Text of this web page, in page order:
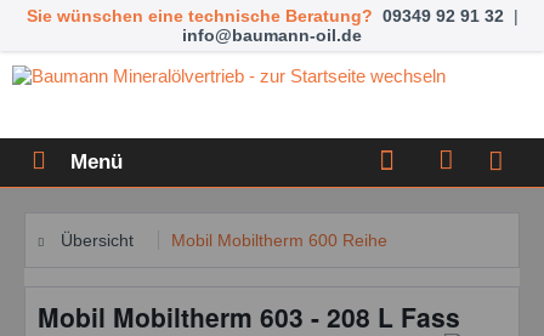
Sie wünschen eine technische Beratung? 09349 92 91 32 |
info@baumann-oil.de
Menü
Übersicht Mobil Mobiltherm 600 Reihe
Mobil Mobiltherm 603 - 208 L Fass